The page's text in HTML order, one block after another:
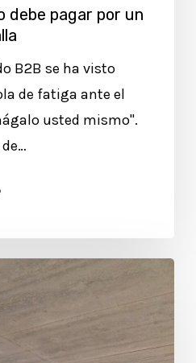
debe pagar por un
B2B se ha visto
de fatiga ante el
usted mismo".